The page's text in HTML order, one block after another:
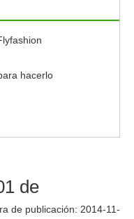
hacerlo
de
publicación: 2014-11-